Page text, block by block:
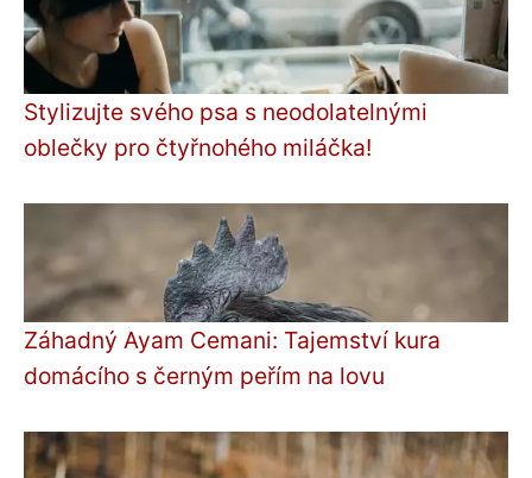
Stylizujte svého psa s neodolatelnými
oblečky pro čtyřnohého miláčka!
Záhadný Ayam Cemani: Tajemství kura
domácího s černým peřím na lovu